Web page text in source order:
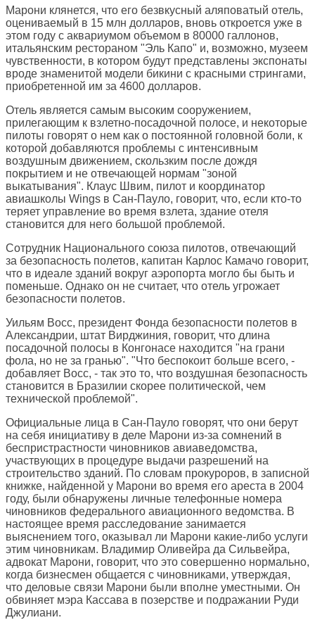
Марони клянется, что его безвкусный аляповатый отель,
оцениваемый в 15 млн долларов, вновь откроется уже в
этом году с аквариумом объемом в 80000 галлонов,
итальянским рестораном "Эль Капо" и, возможно, музеем
чувственности, в котором будут представлены экспонаты
вроде знаменитой модели бикини с красными стрингами,
приобретенной им за 4600 долларов.
Отель является самым высоким сооружением,
прилегающим к взлетно-посадочной полосе, и некоторые
пилоты говорят о нем как о постоянной головной боли, к
которой добавляются проблемы с интенсивным
воздушным движением, скользким после дождя
покрытием и не отвечающей нормам "зоной
выкатывания". Клаус Швим, пилот и координатор
авиашколы Wings в Сан-Пауло, говорит, что, если кто-то
теряет управление во время взлета, здание отеля
становится для него большой проблемой.
Сотрудник Национального союза пилотов, отвечающий
за безопасность полетов, капитан Карлос Камачо говорит,
что в идеале зданий вокруг аэропорта могло бы быть и
поменьше. Однако он не считает, что отель угрожает
безопасности полетов.
Уильям Восс, президент Фонда безопасности полетов в
Александрии, штат Вирджиния, говорит, что длина
посадочной полосы в Конгонасе находится "на грани
фола, но не за гранью". "Что беспокоит больше всего, -
добавляет Восс, - так это то, что воздушная безопасность
становится в Бразилии скорее политической, чем
технической проблемой".
Официальные лица в Сан-Пауло говорят, что они берут
на себя инициативу в деле Марони из-за сомнений в
беспристрастности чиновников авиаведомства,
участвующих в процедуре выдачи разрешений на
строительство зданий. По словам прокуроров, в записной
книжке, найденной у Марони во время его ареста в 2004
году, были обнаружены личные телефонные номера
чиновников федерального авиационного ведомства. В
настоящее время расследование занимается
выяснением того, оказывал ли Марони какие-либо услуги
этим чиновникам. Владимир Оливейра да Сильвейра,
адвокат Марони, говорит, что это совершенно нормально,
когда бизнесмен общается с чиновниками, утверждая,
что деловые связи Марони были вполне уместными. Он
обвиняет мэра Кассава в позерстве и подражании Руди
Джулиани.